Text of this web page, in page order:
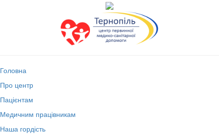
Головна
Про центр
Пацієнтам
Медичним працівникам
Наша гордість